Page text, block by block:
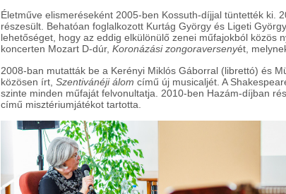
Életműve elismeréseként 2005-ben Kossuth-díjjal tüntették ki.
részesült. Behatóan foglalkozott Kurtág György és Ligeti
lehetőséget, hogy az eddig elkülönülő zenei műfajokból közös
koncerten Mozart D-dúr, Koronázási zongoraversenyét,
2008-ban mutatták be a Kerényi Miklós Gáborral (librettó) és
közösen írt, Szentivánéji álom című új musicaljét. A
szinte minden műfaját felvonultatja. 2010-ben Hazám-díjban
című misztériumjátékot tartotta.